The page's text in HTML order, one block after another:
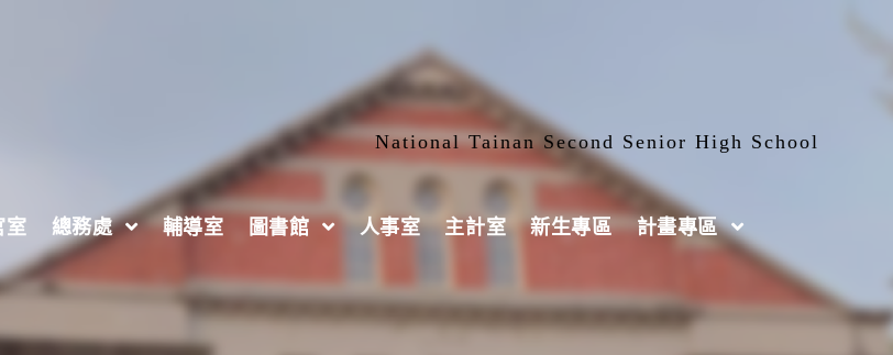
National Tainan Second Senior High School
室 總務處 輔導室 圖書館 人事室 主計室 新生專區 計畫專區
第七區學生會 議》